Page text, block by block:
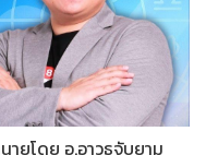
ายโดย อ.อาวุธจับยาม